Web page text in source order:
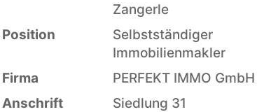
Zangerle
Position
Selbstständiger
Immobilienmakler
Firma
PERFEKT IMMO GmbH
Anschrift
Siedlung 31